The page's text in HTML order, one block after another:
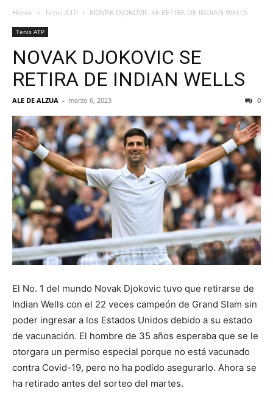
Home Tenis ATP NOVAK DJOKOVIC SE RETIRA DE INDIAN WELLS
Tenis ATP
NOVAK DJOKOVIC SE
RETIRA DE INDIAN WELLS
ALE DE ALZUA - marzo 6, 2023 0
El No. 1 del mundo Novak Djokovic tuvo que retirarse de
Indian Wells con el 22 veces campeón de Grand Slam sin
poder ingresar a los Estados Unidos debido a su estado
de vacunación. El hombre de 35 años esperaba que se le
otorgara un permiso especial porque no está vacunado
contra Covid-19, pero no ha podido asegurarlo. Ahora se
ha retirado antes del sorteo del martes.